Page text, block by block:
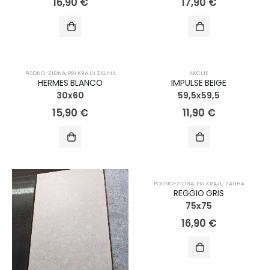
PODNO-ZIDNA, PRI KRAJU ZALIHA
HERMES BLANCO
30x60
15,90 €
AKCIJE
IMPULSE BEIGE
59,5x59,5
11,90 €
PODNO-ZIDNA, PRI KRAJU ZALIHA
REGGIO GRIS
75x75
16,90 €